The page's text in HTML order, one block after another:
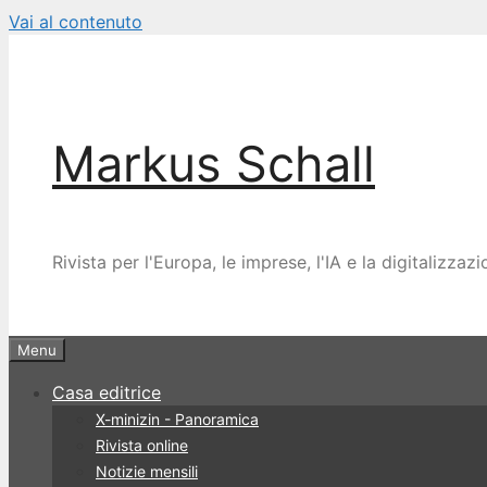
Vai al contenuto
Markus Schall
Rivista per l'Europa, le imprese, l'IA e la
Menu
Casa editrice
X-minizin - Panoramica
Rivista online
Notizie mensili